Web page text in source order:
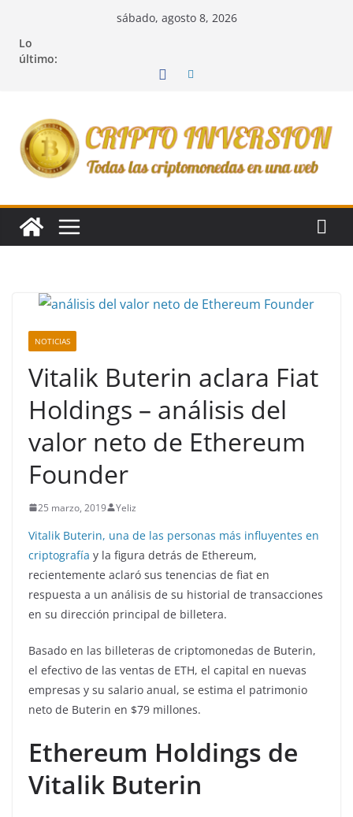
contenido
sábado, agosto 8, 2026
Lo
último:
NOTICIAS
Vitalik Buterin aclara Fiat
Holdings – análisis del
valor neto de Ethereum
Founder
25 marzo, 2019 Yeliz
Vitalik Buterin, una de las personas más influyentes en
criptografía y la figura detrás de Ethereum,
recientemente aclaró sus tenencias de fiat en
respuesta a un análisis de su historial de transacciones
en su dirección principal de billetera.
Basado en las billeteras de criptomonedas de Buterin,
el efectivo de las ventas de ETH, el capital en nuevas
empresas y su salario anual, se estima el patrimonio
neto de Buterin en $79 millones.
Ethereum Holdings de
Vitalik Buterin